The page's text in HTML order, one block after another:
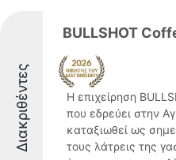
Διακριθέντες
BULLSHOT
Η επιχείρηση
που εδρεύει στην
καταξιωθεί ως
τους λάτρεις της